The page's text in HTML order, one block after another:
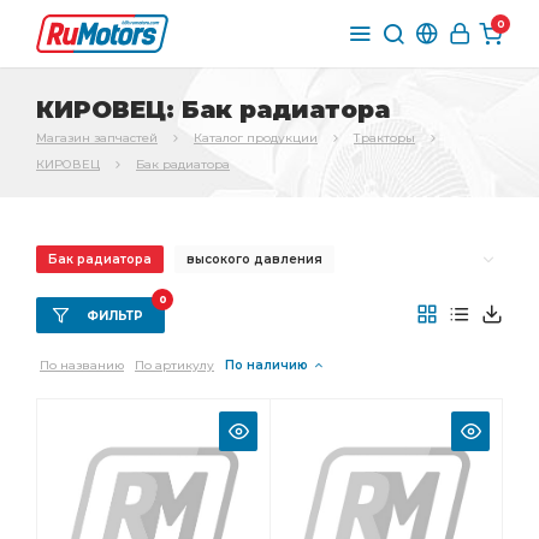
0
КИРОВЕЦ: Бак радиатора
Магазин запчастей Каталог продукции
Тракторы
КИРОВЕЦ
Бак радиатора
Бак радиатора высокого давления
Рукав высокого давления
Вал карданный
Крышка РПН передачи завод Шестерня ПТЗ
Шестерня грузового вала
Шестерня грузового Шестерня пром.вала
Амортизатор типа Радиатор водяной
заднего моста Бак расширительный
ФИЛЬТР
0
По названию По артикулу По наличию